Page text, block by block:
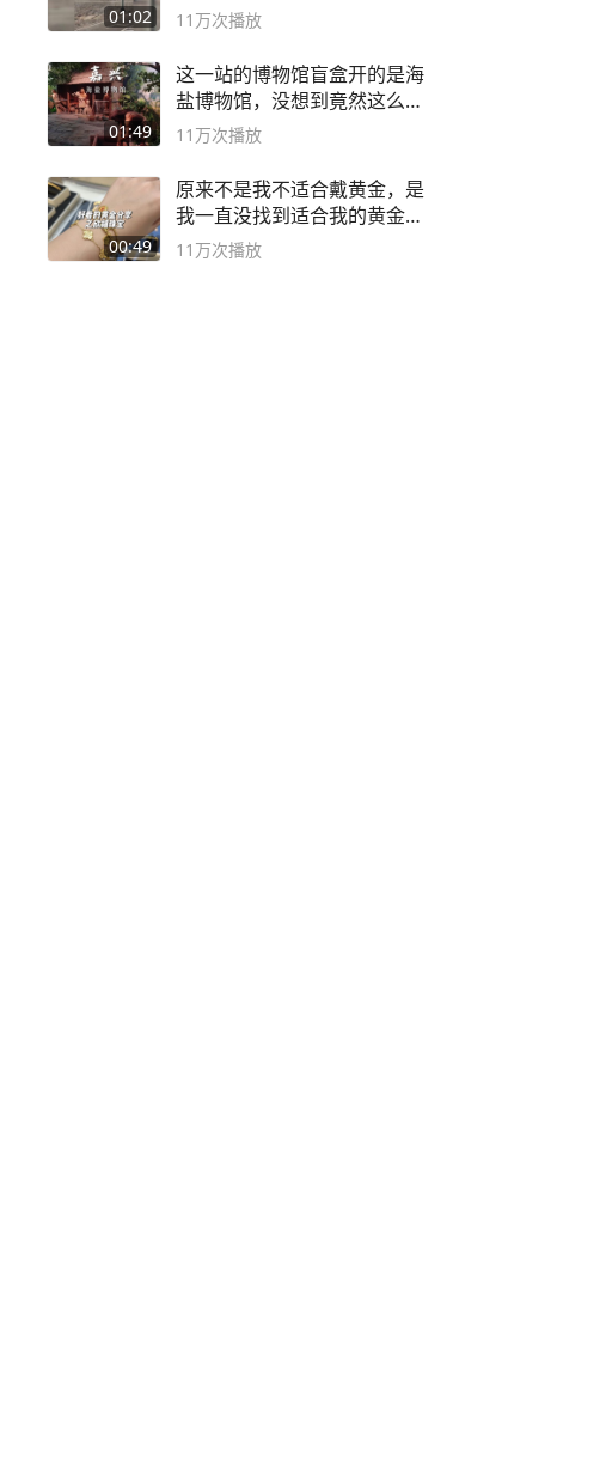
01:02 11万次播放
01:49
这一站的博物馆盲盒开的是海
盐博物馆，没想到竟然这么好
逛！
11万次播放
00:49
原来不是我不适合戴黄金，是
我一直没找到适合我的黄金
😭
11万次播放